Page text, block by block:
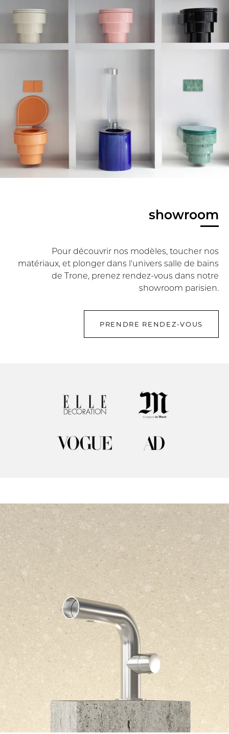
showroom
Pour découvrir nos modèles, toucher nos
matériaux, et plonger dans l'univers salle de bains
de Trone, prenez rendez-vous dans notre
showroom parisien.
PRENDRE RENDEZ-VOUS